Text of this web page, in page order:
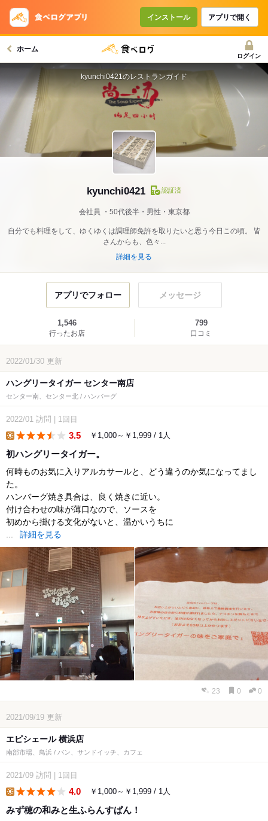
インストール アプリで開く
ホーム
ログイン
kyunchi0421 認証済
会社員 50代後半・男性・東京都
自分でも料理をして、ゆくゆくは調理師免許を取りたいと思う今日この頃。 皆
さんからも、色々...
詳細を見る
kyunchi0421のレストランガイド
アプリでフォロー メッセージ
1,546
行ったお店
799
口コミ
2022/01/30 更新
ハングリータイガー センター南店
センター南、センター北 / ハンバーグ
2022/01 訪問 1回目
3.5 ￥1,000～￥1,999 / 1人
初ハングリータイガー。
何時ものお気に入りアルカサールと、どう違うのか気になってまし
た。
ハンバーグ焼き具合は、良く焼きに近い。
付け合わせの味が薄口なので、ソースを
初めから掛ける文化がないと、温かいうちに
詳細を見る
23 0 0
2021/09/19 更新
エピシェール 横浜店
南部市場、鳥浜 / パン、サンドイッチ、カフェ
2021/09 訪問 1回目
4.0 ￥1,000～￥1,999 / 1人
みず穂の和みと生ふらんすぱん！